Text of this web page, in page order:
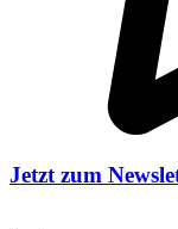
Jetzt zum